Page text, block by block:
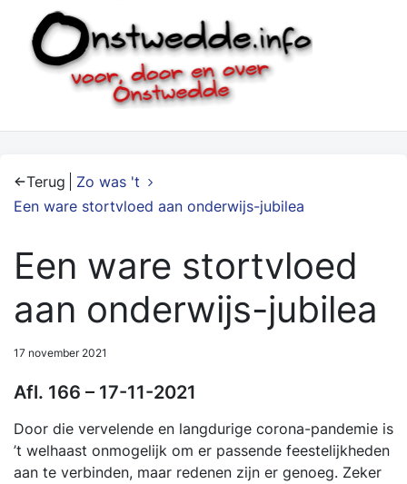
Terug
Zo was 't
Een ware stortvloed aan onderwijs-jubilea
Een ware stortvloed
aan onderwijs-jubilea
17 november 2021
Afl. 166 – 17-11-2021
Door die vervelende en langdurige corona-pandemie is
’t welhaast onmogelijk om er passende feestelijkheden
aan te verbinden, maar redenen zijn er genoeg. Zeker